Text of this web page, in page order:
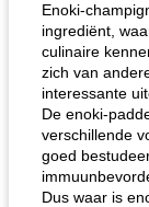
Enoki-
ingrediënt,
culinaire
zich van
interessante
De enoki-
verschillende
goed
Dus waar is